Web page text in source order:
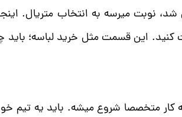
نوبت میرسه به انتخاب متریال.
این قسمت مثل خرید لباسه؛ باید
کار متخصصا شروع میشه. باید یه